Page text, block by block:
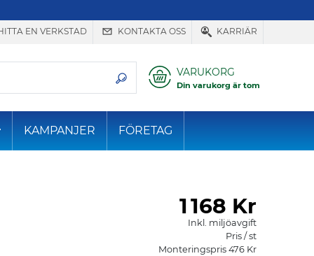
EN VERKSTAD KONTAKTA OSS KARRIÄR
VARUKORG
Din varukorg är tom
KAMPANJER FÖRETAG
1168 Kr
Inkl. miljöavgift
Pris / st
Monteringspris 476 Kr